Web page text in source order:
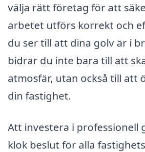
välja rätt företag för att
arbetet utförs korrekt och
du ser till att dina golv är i
bidrar du inte bara till att
atmosfär, utan också till att
din fastighet.
Att investera i professionell
klok beslut för alla